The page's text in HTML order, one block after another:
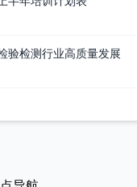
验检测行业高质量发展